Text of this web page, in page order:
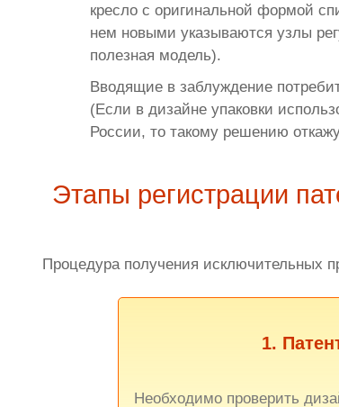
кресло с оригинальной формой
нем новыми указываются узлы
полезная модель).
Вводящие в заблуждение
(Если в дизайне упаковки
России, то такому решению
Этапы регистрации
Процедура получения исключительных
1.
Необходимо проверить